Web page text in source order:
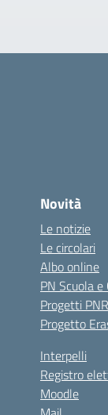
Novità
Le notizie
Le circolari
Albo online
PN Scuola
Progetti
Progetto
Interpelli
Registro
Moodle